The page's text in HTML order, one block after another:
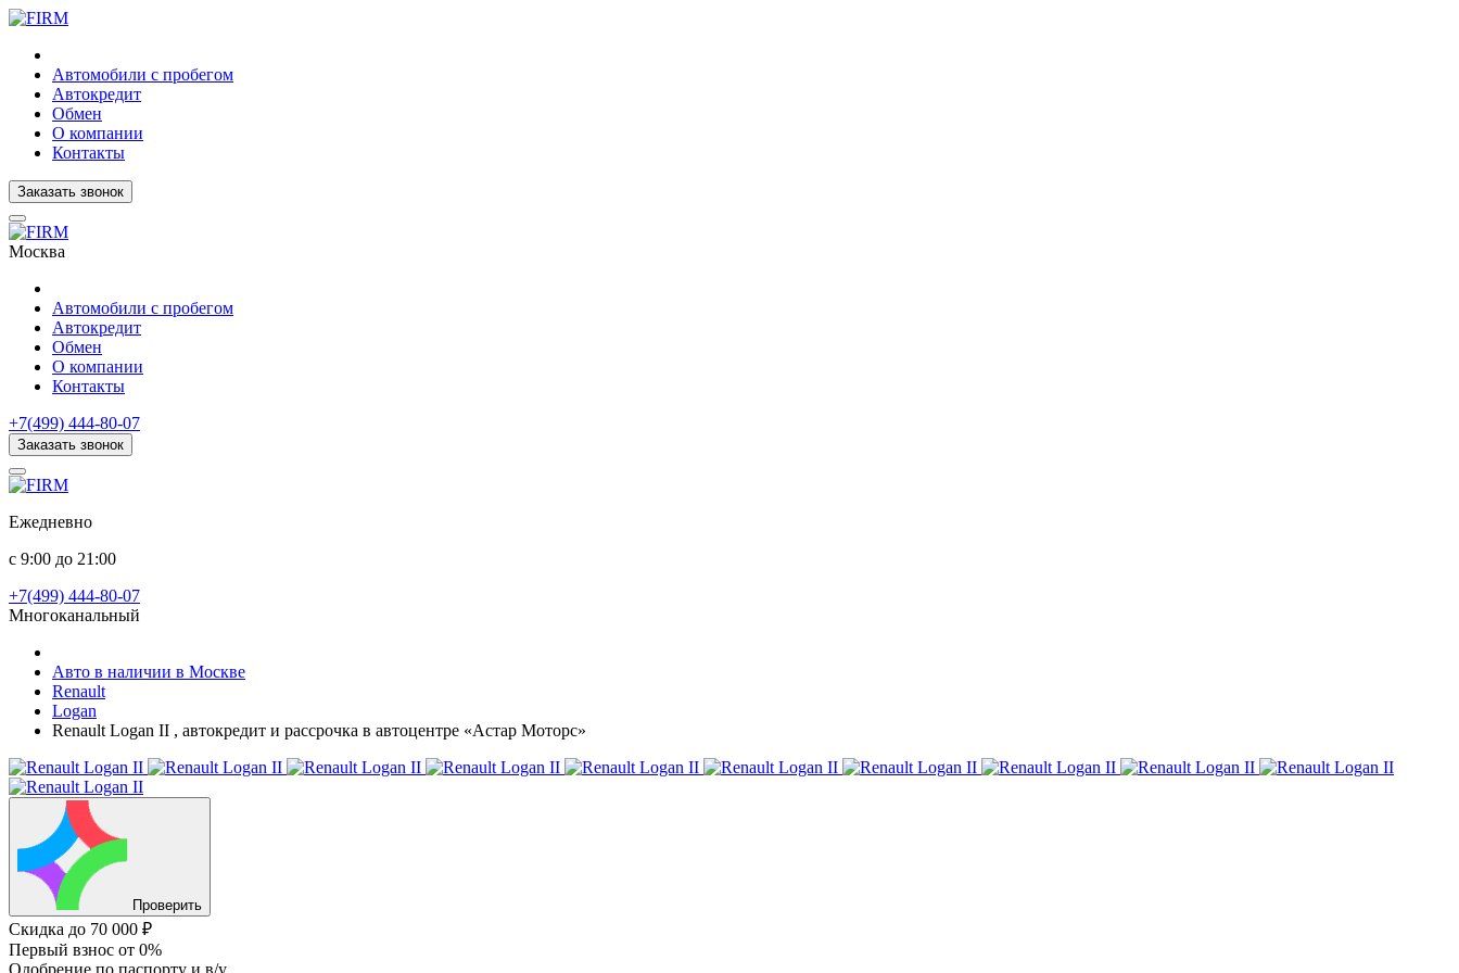
Автомобили с пробегом
Автокредит
Обмен
О компании
Контакты
Заказать звонок
Москва
Автомобили с пробегом
Автокредит
Обмен
О компании
Контакты
+7(499) 444-80-07
Заказать звонок
Ежедневно
с 9:00 до 21:00
+7(499) 444-80-07
Многоканальный
Авто в наличии в Москве
Renault
Logan
Renault Logan II , автокредит и рассрочка в автоцентре «Астар Моторс»
Проверить
Скидка до 70 000 ₽
Первый взнос от 0%
Одобрение по паспорту и в/у